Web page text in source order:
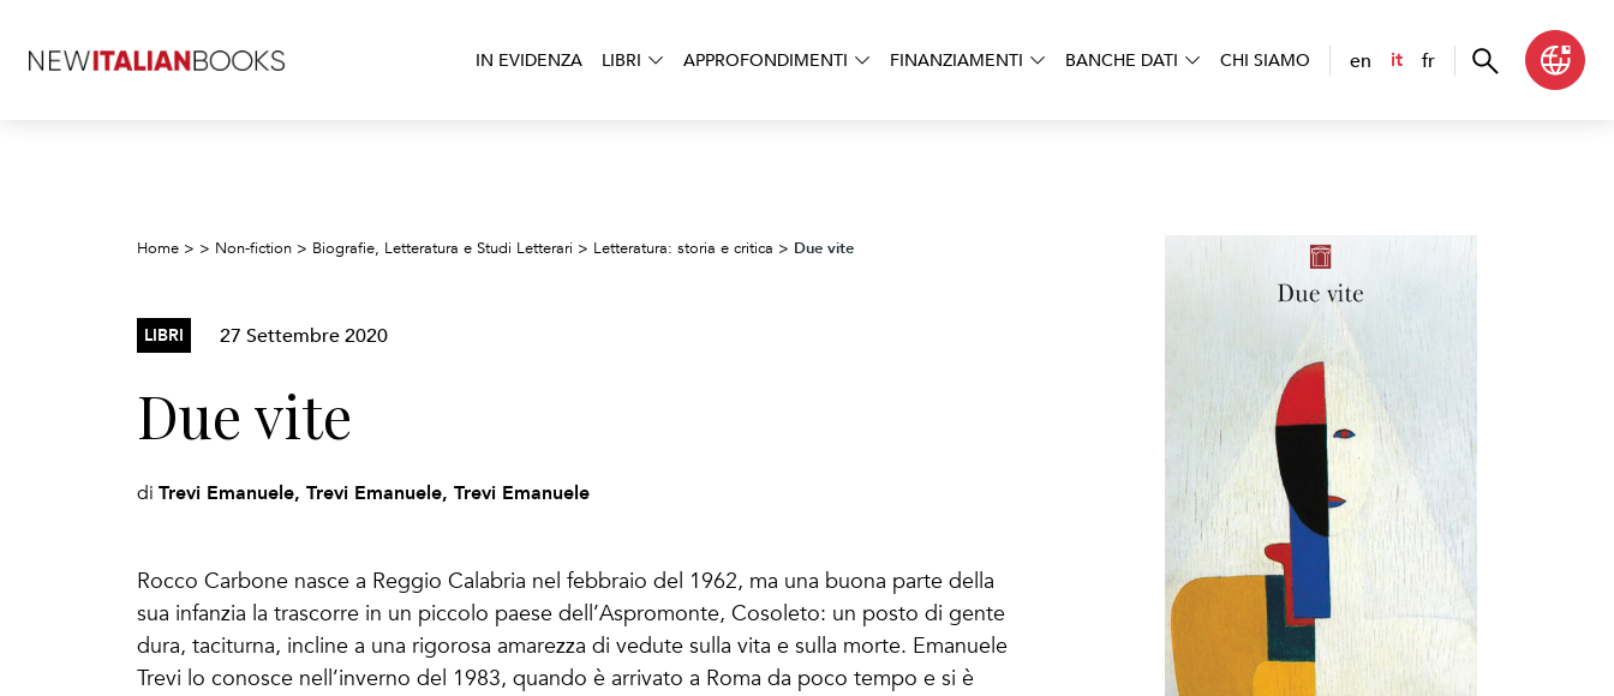
IN EVIDENZA LIBRI APPROFONDIMENTI FINANZIAMENTI BANCHE DATI CHI SIAMO en it fr
Home > > Non-fiction > Biografie, Letteratura e Studi Letterari > Letteratura: storia e critica > Due vite
LIBRI 27 Settembre 2020
Due vite
di Trevi Emanuele, Trevi Emanuele, Trevi Emanuele
Rocco Carbone nasce a Reggio Calabria nel febbraio del 1962, ma una buona parte della
sua infanzia la trascorre in un piccolo paese dell’Aspromonte, Cosoleto: un posto di gente
dura, taciturna, incline a una rigorosa amarezza di vedute sulla vita e sulla morte. Emanuele
Trevi lo conosce nell’inverno del 1983, quando è arrivato a Roma da poco tempo e si è